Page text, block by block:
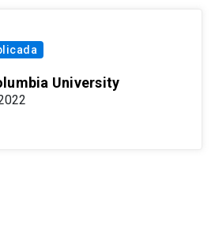
University